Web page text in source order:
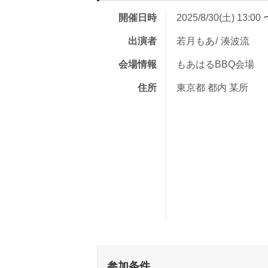
開催日時 2025/8/30(土) 13:00
出演者 若月もあ 湊波流
会場情報 もあはるBBQ会場
住所 東京都 都内 某所